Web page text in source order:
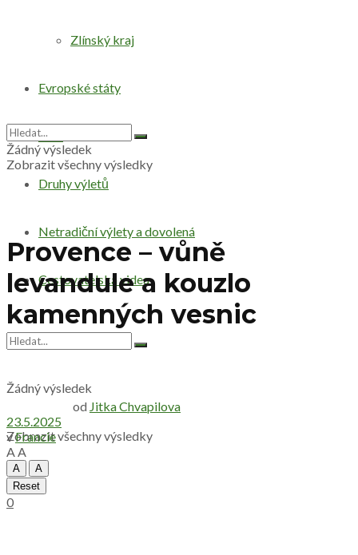
Zlínský kraj
Evropské státy
Svět
Druhy výletů
Netradiční výlety a dovolená
Cestovatelská videa
Žádný výsledek
Zobrazit všechny výsledky
Žádný výsledek
Zobrazit všechny výsledky
Provence – vůně
levandule a kouzlo
kamenných vesnic
od Jitka Chvapilova
23.5.2025
vFrancie
AA
A
A
Reset
0